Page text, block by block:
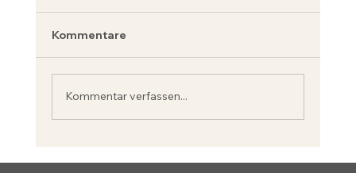
Kommentare
Kommentar verfassen...